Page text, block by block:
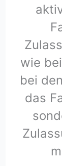
wie
bei
das